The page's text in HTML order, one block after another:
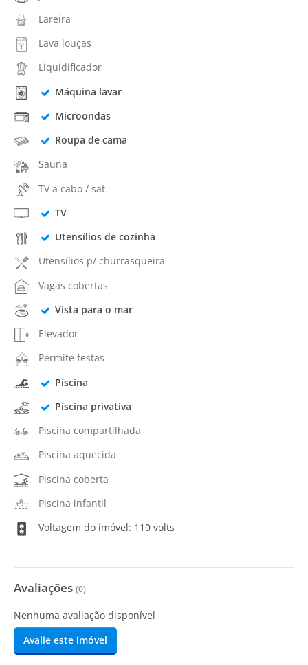
Lareira
Lava louças
Liquidificador
Máquina lavar
Microondas
Roupa de cama
Sauna
TV a cabo / sat
TV
Utensílios de cozinha
Utensílios p/ churrasqueira
Vagas cobertas
Vista para o mar
Elevador
Permite festas
Piscina
Piscina privativa
Piscina compartilhada
Piscina aquecida
Piscina coberta
Piscina infantil
Voltagem do imóvel: 110 volts
Avaliações (0)
Nenhuma avaliação disponível
Avalie este imóvel